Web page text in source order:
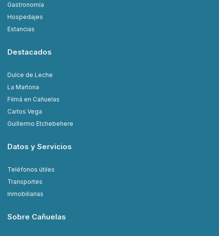
Gastronomía
Hospedajes
Estancias
Destacados
Dulce de Leche
La Martona
Filmá en Cañuelas
Carlos Vega
Guillermo Etchebehere
Datos y Servicios
Teléfonos útiles
Transportes
Inmobiliarias
Sobre Cañuelas